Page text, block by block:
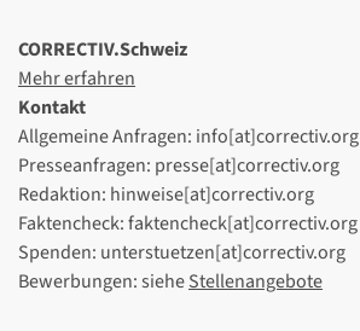
CORRECTIV.Schweiz
Mehr erfahren
Kontakt
Allgemeine Anfragen: info[at]correctiv.org
Presseanfragen: presse[at]correctiv.org
Redaktion: hinweise[at]correctiv.org
Faktencheck: faktencheck[at]correctiv.org
Spenden: unterstuetzen[at]correctiv.org
Bewerbungen: sieheStellenangebote